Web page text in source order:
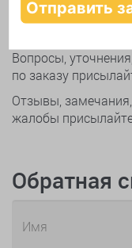
Вопросы,
по заказу
Отзывы,
жалобы
Обратная